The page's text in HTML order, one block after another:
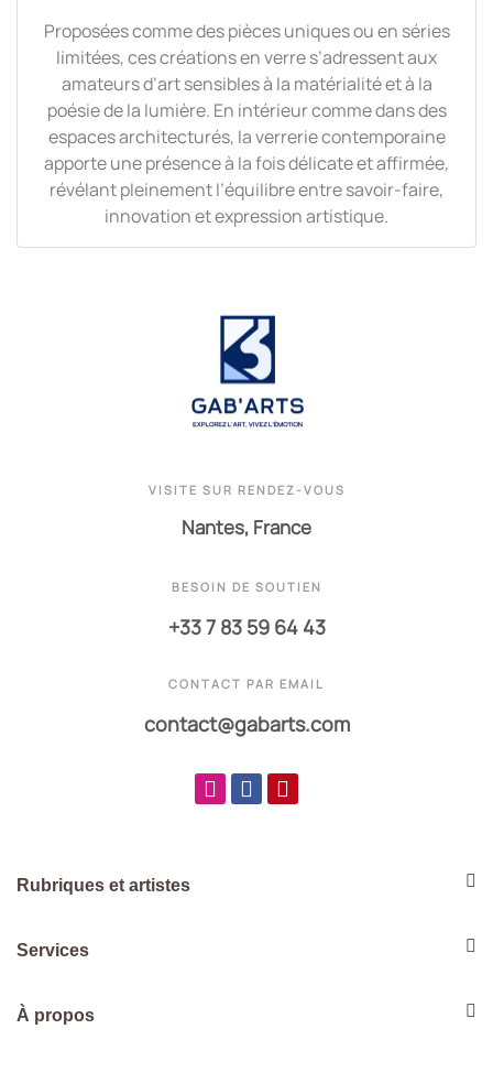
Proposées comme des pièces uniques ou en séries
limitées, ces créations en verre s’adressent aux
amateurs d’art sensibles à la matérialité et à la
poésie de la lumière. En intérieur comme dans des
espaces architecturés, la verrerie contemporaine
apporte une présence à la fois délicate et affirmée,
révélant pleinement l’équilibre entre savoir-faire,
innovation et expression artistique.
VISITE SUR RENDEZ-VOUS
Nantes, France
BESOIN DE SOUTIEN
+33 7 83 59 64 43
CONTACT PAR EMAIL
contact@gabarts.com
Rubriques et artistes
Services
À propos